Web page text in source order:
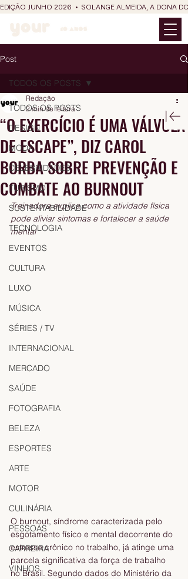
EDIÇÃO JUNHO 2026  •  SOLANGE ALMEIDA, A DONA
Post
TODOS OS POSTS
DESIGN
MODA
CELEBRIDADES
TURISMO
SUSTENTABILIDADE
TECNOLOGIA
EVENTOS
CULTURA
LUXO
MÚSICA
SÉRIES / TV
INTERNACIONAL
MERCADO
SAÚDE
FOTOGRAFIA
BELEZA
ESPORTES
ARTE
MOTOR
CULINÁRIA
PESSOAS
CARREIRA
VINHOS
TODOS OS POSTS
“O EXERCÍCIO É UMA VÁLVULA
DE ESCAPE”, DIZ CAROL
BORBA SOBRE PREVENÇÃO E
COMBATE AO BURNOUT
Redação
2 min de leitura
Treinadora explica como a atividade física
pode aliviar sintomas e fortalecer a saúde
mental
O burnout, síndrome caracterizada pelo
esgotamento físico e mental decorrente do
estresse crônico no trabalho, já atinge uma
parcela significativa da força de trabalho
no Brasil. Segundo dados do Ministério da